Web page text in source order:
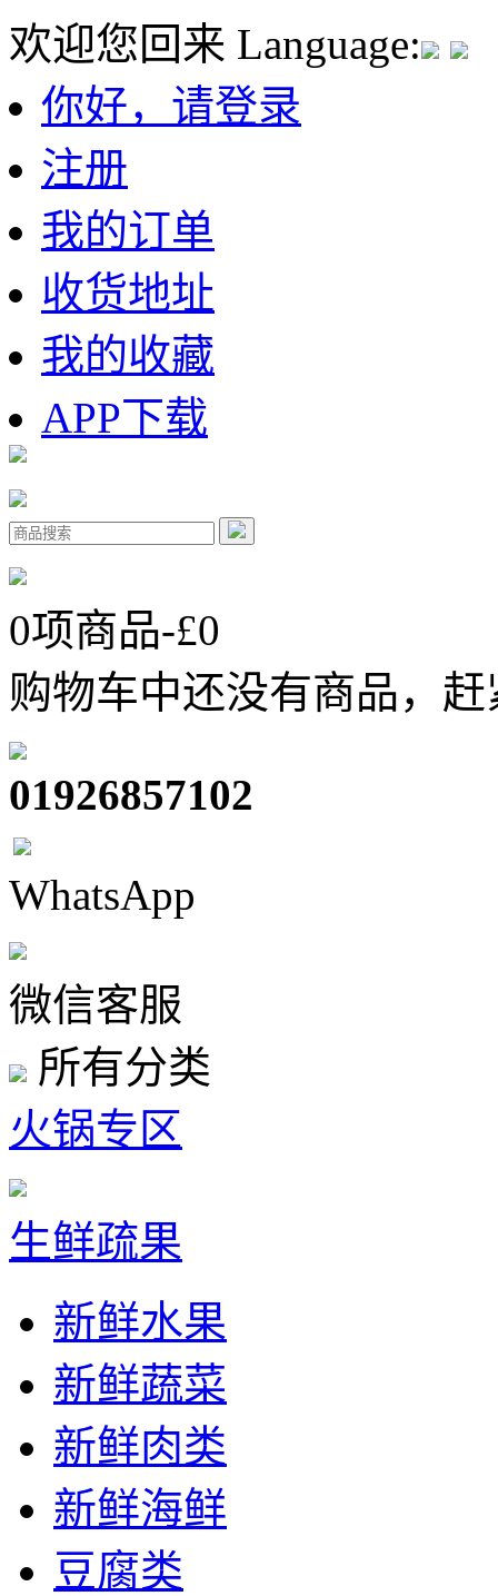
欢迎您回来 Language:
你好，请登录
注册
我的订单
收货地址
我的收藏
APP下载
0项商品-£0
购物车中还没有商品，
01926857102
WhatsApp
微信客服
所有分类
火锅专区
生鲜疏果
新鲜水果
新鲜蔬菜
新鲜肉类
新鲜海鲜
豆腐类